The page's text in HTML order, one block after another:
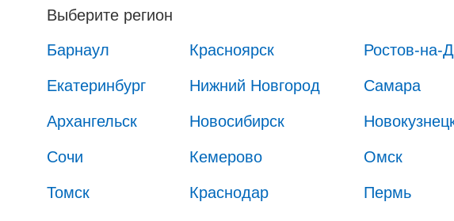
Выберите регион
Барнаул
Красноярск Ростов-на-
Екатеринбург Нижний Новгород Самара
Архангельск Новосибирск
Сочи Кемерово Омск
Томск Краснодар Пермь